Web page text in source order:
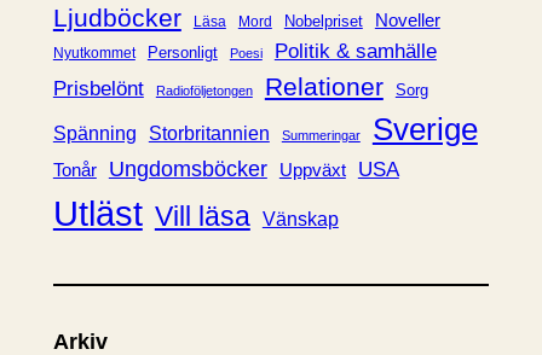
Ljudböcker
Läsa Mord Nobelpriset Noveller
Nyutkommet Personligt Poesi
Politik & samhälle
Prisbelönt
Radioföljetongen Relationer Sorg
Spänning Storbritannien Summeringar Sverige
Tonår Ungdomsböcker Uppväxt USA
Utläst Vill läsa Vänskap
Arkiv